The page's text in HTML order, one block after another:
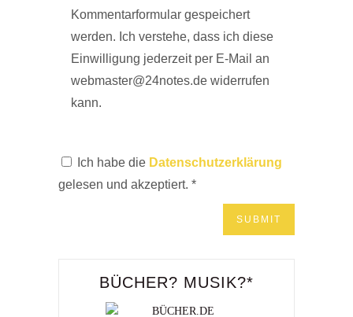
Kommentarformular gespeichert
werden. Ich verstehe, dass ich diese
Einwilligung jederzeit per E-Mail an
webmaster@24notes.de widerrufen
kann.
Ich habe die Datenschutzerklärung
gelesen und akzeptiert. *
BÜCHER? MUSIK?*